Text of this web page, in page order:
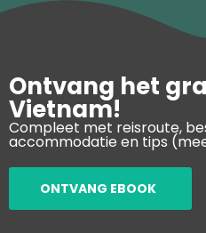
Ontvang het
Vietnam!
Compleet met reisroute,
accommodatie en tips
ONTVANG EBOOK